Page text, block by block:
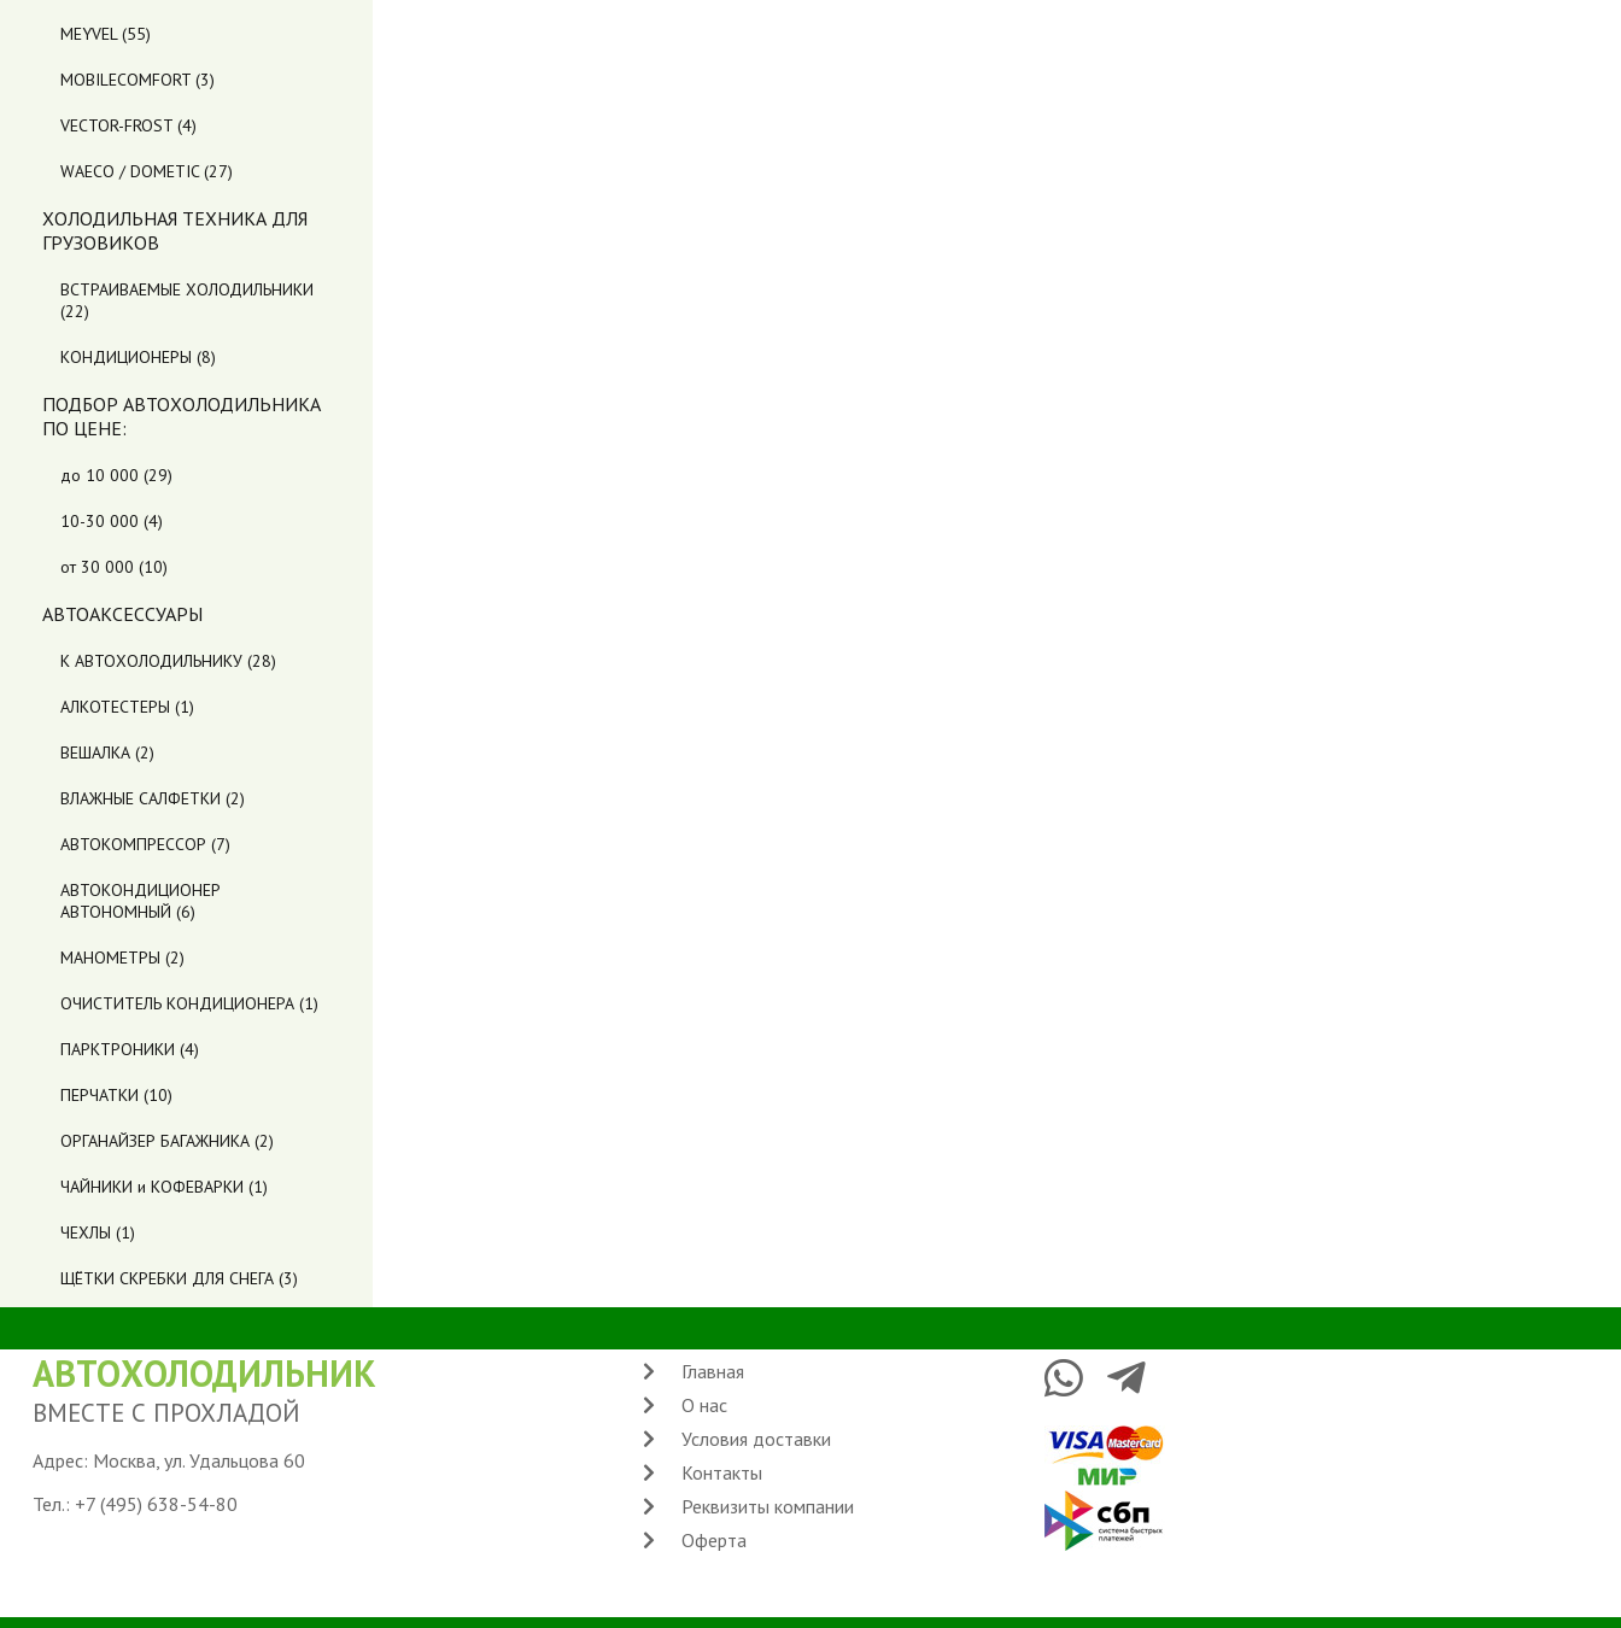
MEYVEL(55)
MOBILECOMFORT (3)
VECTOR-FROST (4)
WAECO / DOMETIC(27)
ХОЛОДИЛЬНАЯ ТЕХНИКА ДЛЯ
ГРУЗОВИКОВ
ВСТРАИВАЕМЫЕ ХОЛОДИЛЬНИКИ
(22)
КОНДИЦИОНЕРЫ (8)
ПОДБОР АВТОХОЛОДИЛЬНИКА
ПO ЦЕНЕ:
до 10 000 (29)
10-30 000 (4)
от 30 000 (10)
АВТОАКСЕССУАРЫ
К АВТОХОЛОДИЛЬНИКУ (28)
АЛКОТЕСТЕРЫ (1)
ВЕШАЛКА (2)
ВЛАЖНЫЕ САЛФЕТКИ (2)
АВТОКОМПРЕССОР (7)
АВТОКОНДИЦИОНЕР
АВТОНОМНЫЙ (6)
МАНОМЕТРЫ (2)
ОЧИСТИТЕЛЬ КОНДИЦИОНЕРА (1)
ПАРКТРОНИКИ (4)
ПЕРЧАТКИ (10)
ОРГАНАЙЗЕР БАГАЖНИКА (2)
ЧАЙНИКИ и КОФЕВАРКИ (1)
ЧЕХЛЫ (1)
ЩЁТКИ СКРЕБКИ ДЛЯ СНЕГА (3)
АВТОХОЛОДИЛЬНИК
ВМЕСТЕ С ПРОХЛАДОЙ
Адрес: Москва, ул. Удальцова 60
Тел.: +7 (495) 638-54-80
Главная
О нас
Условия доставки
Контакты
Реквизиты компании
Оферта